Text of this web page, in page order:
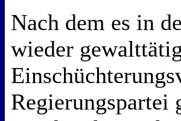
Nach dem es in
wieder
Regierungspartei